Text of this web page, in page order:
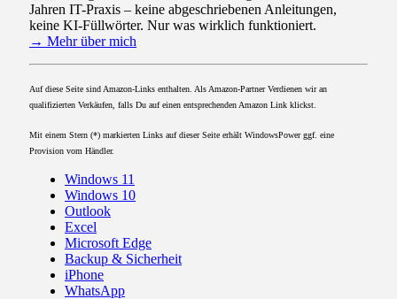
Jahren IT-Praxis – keine abgeschriebenen Anleitungen,
keine KI-Füllwörter. Nur was wirklich funktioniert.
→ Mehr über mich
Auf diese Seite sind Amazon-Links enthalten. Als Amazon-Partner Verdienen wir an
qualifizierten Verkäufen, falls Du auf einen entsprechenden Amazon Link klickst.
Mit einem Stern (*) markierten Links auf dieser Seite erhält WindowsPower ggf. eine
Provision vom Händler.
Windows 11
Windows 10
Outlook
Excel
Microsoft Edge
Backup & Sicherheit
iPhone
WhatsApp